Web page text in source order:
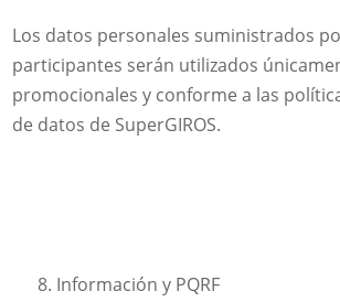
Los datos personales suministrados
participantes serán utilizados
promocionales y conforme a las
de datos de SuperGIROS.
Información y PQRF